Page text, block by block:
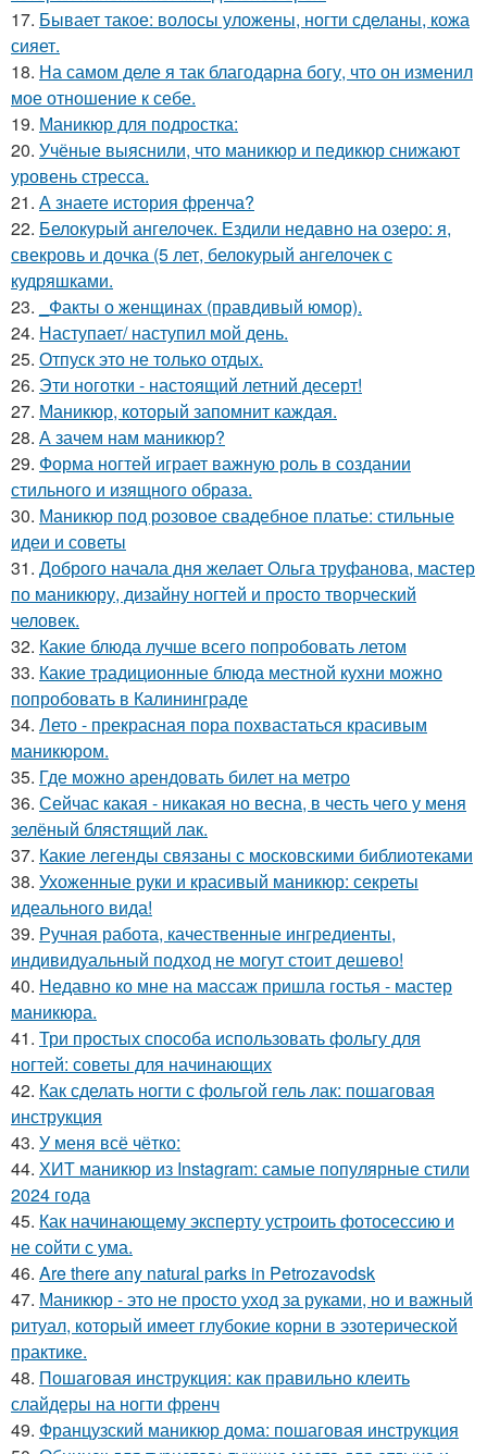
17. Бывает такое: волосы уложены, ногти сделаны, кожа
сияет.
18. На самом деле я так благодарна богу, что он изменил
мое отношение к себе.
19. Маникюр для подростка:
20. Учёные выяснили, что маникюр и педикюр снижают
уровень стресса.
21. А знаете история френча?
22. Белокурый ангелочек. Ездили недавно на озеро: я,
свекровь и дочка (5 лет, белокурый ангелочек с
кудряшками.
23.
_Факты о женщинах (правдивый юмор).
24. Наступает/ наступил мой день.
25. Отпуск это не только отдых.
26. Эти ноготки - настоящий летний десерт!
27. Маникюр, который запомнит каждая.
28. А зачем нам маникюр?
29. Форма ногтей играет важную роль в создании
стильного и изящного образа.
30. Маникюр под розовое свадебное платье: стильные
идеи и советы
31. Доброго начала дня желает Ольга труфанова, мастер
по маникюру, дизайну ногтей и просто творческий
человек.
32. Какие блюда лучше всего попробовать летом
33. Какие традиционные блюда местной кухни можно
попробовать в Калининграде
34. Лето - прекрасная пора похвастаться красивым
маникюром.
35. Где можно арендовать билет на метро
36. Сейчас какая - никакая но весна, в честь чего у меня
зелёный блястящий лак.
37. Какие легенды связаны с московскими библиотеками
38. Ухоженные руки и красивый маникюр: секреты
идеального вида!
39. Ручная работа, качественные ингредиенты,
индивидуальный подход не могут стоит дешево!
40. Недавно ко мне на массаж пришла гостья - мастер
маникюра.
41. Три простых способа использовать фольгу для
ногтей: советы для начинающих
42. Как сделать ногти с фольгой гель лак: пошаговая
инструкция
43. У меня всё чётко:
44. ХИТ маникюр из Instagram: самые популярные стили
2024 года
45. Как начинающему эксперту устроить фотосессию и
не сойти с ума.
46. Are there any natural parks in Petrozavodsk
47. Маникюр - это не просто уход за руками, но и важный
ритуал, который имеет глубокие корни в эзотерической
практике.
48. Пошаговая инструкция: как правильно клеить
слайдеры на ногти френч
49. Французский маникюр дома: пошаговая инструкция